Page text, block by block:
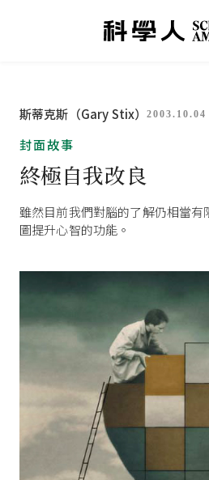
斯蒂克斯（Gary Stix）2003.10.04
封面故事
終極自我改良
雖然目前我們對腦的了解仍相當
圖提升心智的功能。